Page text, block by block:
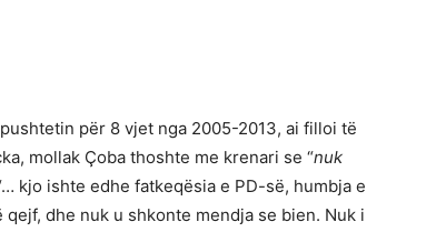
për 8 vjet nga 2005-2013, ai filloi të
mollak Çoba thoshte me krenari se “nuk
kjo ishte edhe fatkeqësia e PD-së, humbja e
qejf, dhe nuk u shkonte mendja se bien. Nuk i